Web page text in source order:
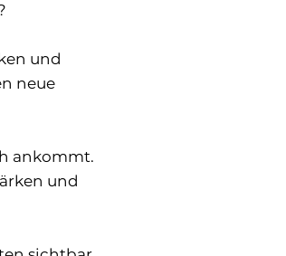
und
neue
ankommt.
und